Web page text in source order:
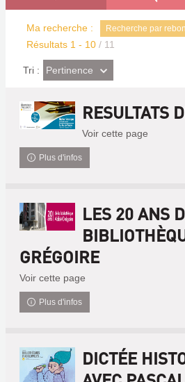
Ma recherche : Recherche par
Résultats 1 - 10 / 11
Tri : (Effet
imédiat)
Pertinence
RESULTATS
Voir cette page
Plus d'infos
LES 20 ANS
GRÉGOIRE
Voir cette page
Plus d'infos
DICTÉE